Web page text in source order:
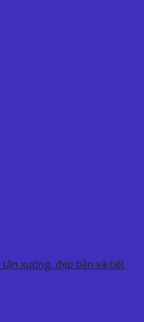
xưởng, đẹp bền và tiết